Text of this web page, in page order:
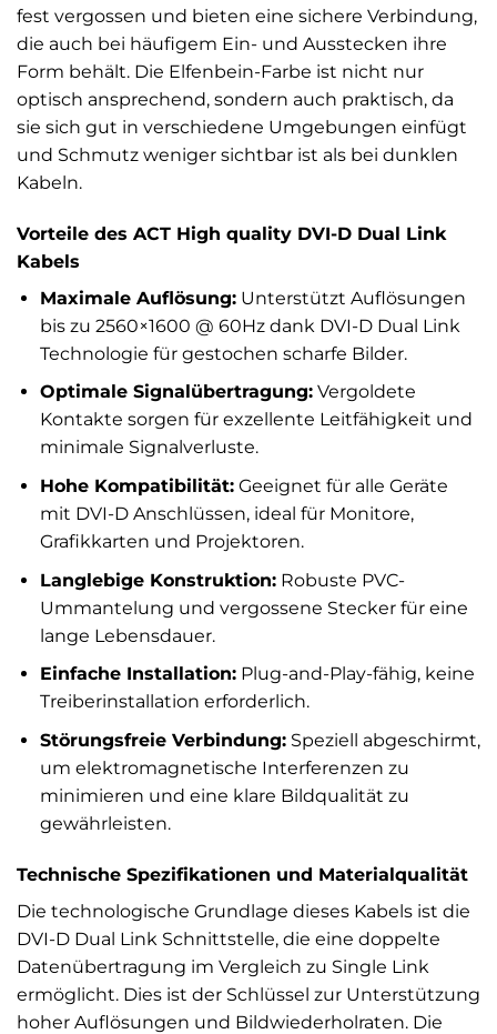
fest vergossen und bieten eine sichere Verbindung,
die auch bei häufigem Ein- und Ausstecken ihre
Form behält. Die Elfenbein-Farbe ist nicht nur
optisch ansprechend, sondern auch praktisch, da
sie sich gut in verschiedene Umgebungen einfügt
und Schmutz weniger sichtbar ist als bei dunklen
Kabeln.
Vorteile des ACT High quality DVI-D Dual Link
Kabels
Maximale Auflösung:Unterstützt Auflösungen
bis zu 2560×1600 @ 60Hz dank DVI-D Dual Link
Technologie für gestochen scharfe Bilder.
Optimale Signalübertragung:Vergoldete
Kontakte sorgen für exzellente Leitfähigkeit und
minimale Signalverluste.
Hohe Kompatibilität:Geeignet für alle Geräte
mit DVI-D Anschlüssen, ideal für Monitore,
Grafikkarten und Projektoren.
Langlebige Konstruktion:Robuste PVC-
Ummantelung und vergossene Stecker für eine
lange Lebensdauer.
Einfache Installation:Plug-and-Play-fähig, keine
Treiberinstallation erforderlich.
Störungsfreie Verbindung:Speziell abgeschirmt,
um elektromagnetische Interferenzen zu
minimieren und eine klare Bildqualität zu
gewährleisten.
Technische Spezifikationen und Materialqualität
Die technologische Grundlage dieses Kabels ist die
DVI-D Dual Link Schnittstelle, die eine doppelte
Datenübertragung im Vergleich zu Single Link
ermöglicht. Dies ist der Schlüssel zur Unterstützung
hoher Auflösungen und Bildwiederholraten. Die